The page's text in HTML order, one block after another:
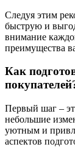
Следуя этим
быструю и
внимание
преимущества
Как
Первый шаг –
небольшие
уютным и
аспектов